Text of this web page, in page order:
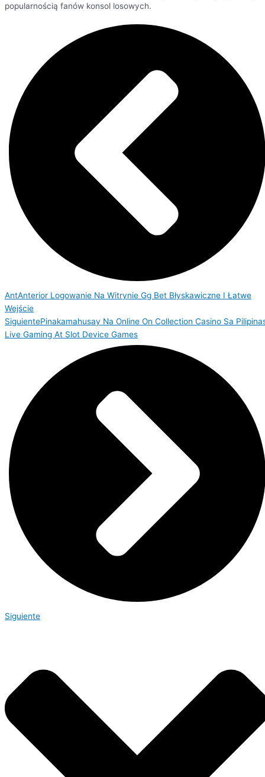
popularnością fanów konsol losowych.
AntAnterior Logowanie Na Witrynie Gg Bet Błyskawiczne I Łatwe
Wejście
SiguientePinakamahusay Na Online On Collection Casino Sa
Live Gaming At Slot Device Games
Siguiente